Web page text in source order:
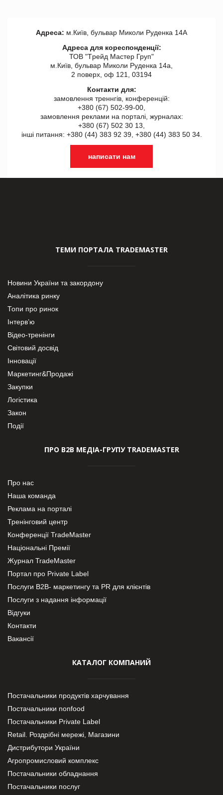
Адреса: м.Київ, бульвар Миколи Руденка 14А
Адреса для кореспонденції:
ТОВ "Tрейд Мастер Груп"
м.Київ, бульвар Миколи Руденка 14а,
2 поверх, оф 121, 03194
Контакти для:
замовлення треннгів, конференцій:
+380 (67) 502-99-00,
замовлення реклами на порталі, журналах:
+380 (67) 502 30 13,
інші питання: +380 (44) 383 92 39, +380 (44) 383 50 34.
написати нам
ТЕМИ ПОРТАЛА TRADEMASTER
Новини України та закордону
Аналітика ринку
Топи про ринок
Інтерв’ю
Відео-тренінги
Світовий досвід
Інновації
Маркетинг&Продажі
Закупки
Логістика
Закон
Події
ПРО В2В МЕДІА-ГРУПУ TRADEMASTER
Про нас
Наша команда
Реклама на порталі
Тренінговий центр
Конференції TradeMaster
Національні Премії
Журнал TradeMaster
Портал про Private Label
Послуги В2В- маркетингу та PR для клієнтів
Послуги з надання інформації
Відгуки
Контакти
Вакансії
КАТАЛОГ КОМПАНИЙ
Постачальники продуктів харчування
Постачальники nonfood
Постачальники Private Label
Retail. Роздрібні мережі, Магазини
Дистрибутори України
Агропромисловий комплекс
Постачальники обладнання
Постачальники послуг